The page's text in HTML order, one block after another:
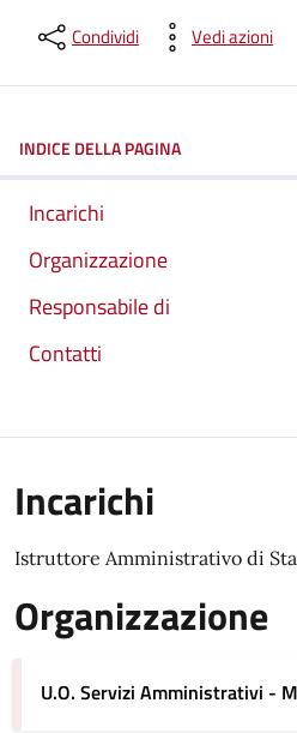
Condividi Vedi azioni
INDICE DELLA PAGINA
Incarichi
Organizzazione
Responsabile di
Contatti
Incarichi
Istruttore Amministrativo di
Organizzazione
U.O. Servizi Amministrativi -